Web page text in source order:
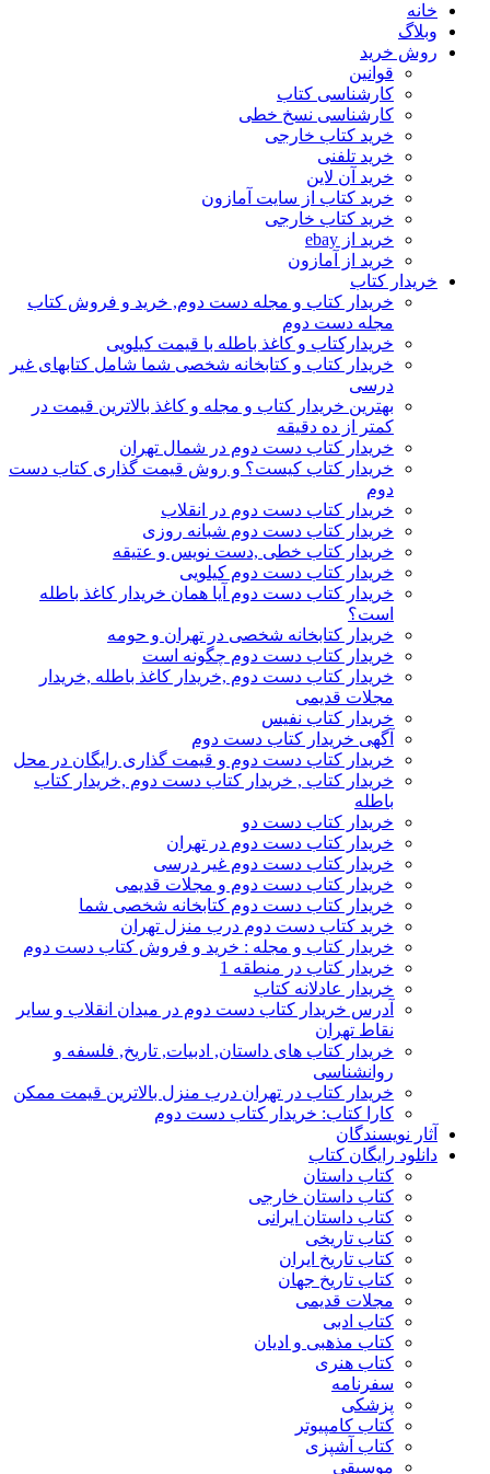
خانه
وبلاگ
روش خرید
قوانین
کارشناسی کتاب
کارشناسی نسخ خطی
خرید کتاب خارجی
خرید تلفنی
خرید آن لاین
خرید کتاب از سایت آمازون
خرید کتاب خارجی
خرید از ebay
خرید از آمازون
خریدار کتاب
خریدار کتاب و مجله دست دوم, خرید و فروش کتاب
مجله دست دوم
خریدارکتاب و کاغذ باطله با قیمت کیلویی
خریدار کتاب و کتابخانه شخصی شما شامل کتابهای غیر
درسی
بهترین خریدار کتاب و مجله و کاغذ بالاترین قیمت در
کمتر از ده دقیقه
خریدار کتاب دست دوم در شمال تهران
خریدار کتاب کیست؟ و روش قیمت گذاری کتاب دست
دوم
خریدار کتاب دست دوم در انقلاب
خریدار کتاب دست دوم شبانه روزی
خریدار کتاب خطی ,دست نویس و عتیقه
خریدار کتاب دست دوم کیلویی
خریدار کتاب دست دوم آیا همان خریدار کاغذ باطله
است؟
خریدار کتابخانه شخصی در تهران و حومه
خریدار کتاب دست دوم چگونه است
خریدار کتاب دست دوم ,خریدار کاغذ باطله ,خریدار
مجلات قدیمی
خریدار کتاب نفیس
آگهی خریدار کتاب دست دوم
خریدار کتاب دست دوم و قیمت گذاری رایگان در محل
خریدار کتاب , خریدار کتاب دست دوم ,خریدار کتاب
باطله
خریدار کتاب دست دو
خریدار کتاب دست دوم در تهران
خریدار کتاب دست دوم غیر درسی
خریدار کتاب دست دوم و مجلات قدیمی
خریدار کتاب دست دوم کتابخانه شخصی شما
خرید کتاب دست دوم درب منزل تهران
خریدار کتاب و مجله : خرید و فروش کتاب دست دوم
خریدار کتاب در منطقه 1
خریدار عادلانه کتاب
آدرس خریدار کتاب دست دوم در میدان انقلاب و سایر
نقاط تهران
خریدار کتاب های داستان, ادبیات, تاریخ, فلسفه و
روانشناسی
خریدار کتاب در تهران درب منزل بالاترین قیمت ممکن
کارا کتاب: خریدار کتاب دست دوم
آثار نویسندگان
دانلود رایگان کتاب
کتاب داستان
کتاب داستان خارجی
کتاب داستان ایرانی
کتاب تاریخی
کتاب تاریخ ایران
کتاب تاریخ جهان
مجلات قدیمی
کتاب ادبی
کتاب مذهبی و ادیان
کتاب هنری
سفرنامه
پزشکی
کتاب کامپیوتر
کتاب آشپزی
موسیقی